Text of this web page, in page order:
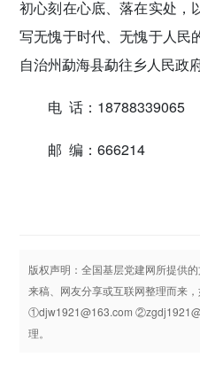
初心刻在心底、落在实处，
写无愧于时代、无愧于人民
自治州勐海县勐往乡人民政
电 话：18788339065
邮 编：666214
版权声明：全国基层党建网所提供
来稿、网友分享或互联网整理而来
①djw1921@163.com
理。